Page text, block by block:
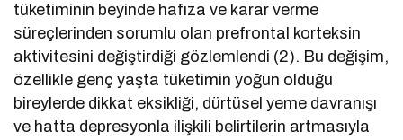
tüketiminin beyinde hafıza ve karar verme
süreçlerinden sorumlu olan prefrontal korteksin
aktivitesini değiştirdiği gözlemlendi (2). Bu değişim,
özellikle genç yaşta tüketimin yoğun olduğu
bireylerde dikkat eksikliği, dürtüsel yeme davranışı
ve hatta depresyonla ilişkili belirtilerin artmasıyla